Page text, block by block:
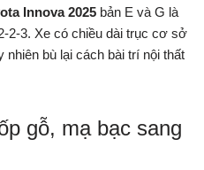
Innova 2025 bản E và G là
2-3. Xe có chiều dài trục cơ sở
nhiên bù lại cách bài trí nội thất
gỗ, mạ bạc sang